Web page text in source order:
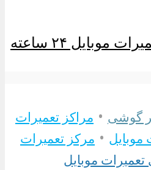
تعمیرات موبایل | تعمیرات موبایل ۲۴ ساعته
گوشی • مراکز تعمیرات
موبایل • مرکز تعمیرات
تعمیرات موبایل